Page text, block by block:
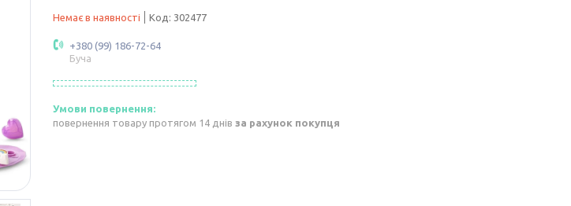
Немає в наявності Код: 302477
+380 (99) 186-72-64
Буча
повернення товару протягом 14 днів за рахунок покупця